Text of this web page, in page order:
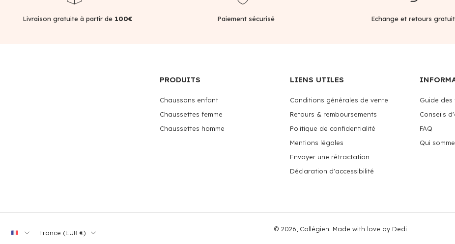
Livraison gratuite à partir de100€ Paiement sécurisé Echange et retours
PRODUITS
Chaussons enfant
Chaussettes femme
Chaussettes homme
LIENS UTILES
Conditions générales de vente
Retours & remboursements
Politique de confidentialité
Mentions légales
Envoyer une rétractation
Déclaration d'accessibilité
Guide des
Conseils
FAQ
Qui
France ‎(EUR €)‎
© 2026, Collégien. Made with love by Dedi